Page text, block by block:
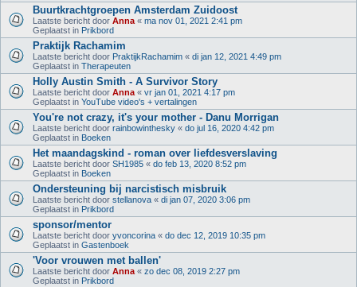
Buurtkrachtgroepen Amsterdam Zuidoost
Laatste bericht door Anna « ma nov 01, 2021 2:41 pm
Geplaatst in Prikbord
Praktijk Rachamim
Laatste bericht door PraktijkRachamim « di jan 12, 2021 4:49 pm
Geplaatst in Therapeuten
Holly Austin Smith - A Survivor Story
Laatste bericht door Anna « vr jan 01, 2021 4:17 pm
Geplaatst in YouTube video's + vertalingen
You're not crazy, it's your mother - Danu Morrigan
Laatste bericht door rainbowinthesky « do jul 16, 2020 4:42 pm
Geplaatst in Boeken
Het maandagskind - roman over liefdesverslaving
Laatste bericht door SH1985 « do feb 13, 2020 8:52 pm
Geplaatst in Boeken
Ondersteuning bij narcistisch misbruik
Laatste bericht door stellanova « di jan 07, 2020 3:06 pm
Geplaatst in Prikbord
sponsor/mentor
Laatste bericht door yvoncorina « do dec 12, 2019 10:35 pm
Geplaatst in Gastenboek
'Voor vrouwen met ballen'
Laatste bericht door Anna « zo dec 08, 2019 2:27 pm
Geplaatst in Prikbord